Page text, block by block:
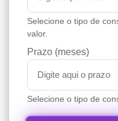
Selecione o tipo de
valor.
Prazo (meses)
Selecione o tipo de